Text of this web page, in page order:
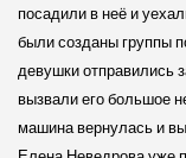
посадили в неё и
были созданы группы
девушки отправились
вызвали его большое
машина вернулась и